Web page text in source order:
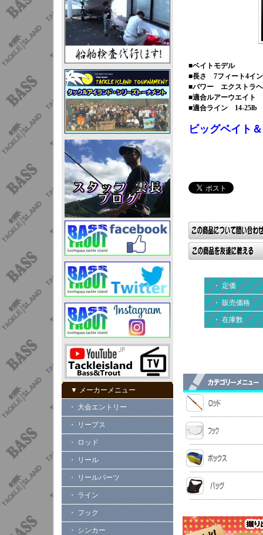
▼ メーカーメニュー
・ 大会エントリー
・ リープス
・ ロッド
・ リール
・ リールパーツ
・ ライン
・ フック
・ シンカー
■ベイトモデル
■長さ 7フィート4イ
■パワー エクストラ
■適合ルアーウエイト
■適合ライン 14-25lb
ビッグベイト
・ 定価
・ 販売価格
・ 在庫数